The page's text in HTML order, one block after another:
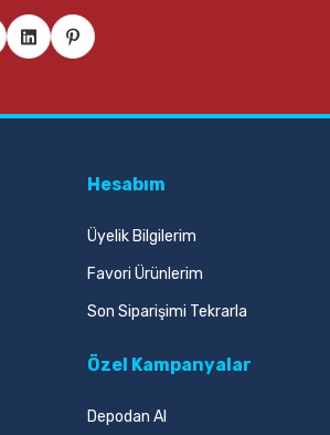
Hesabım
Üyelik Bilgilerim
Favori Ürünlerim
Son Siparişimi Tekrarla
Özel Kampanyalar
Depodan Al